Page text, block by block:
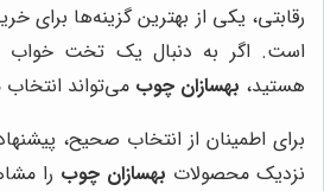
رقابتی، یکی از بهترین گزینه‌ها برای
است. اگر به دنبال یک تخت خواب با
هستید، بهسازان چوب می‌تواند
برای اطمینان از انتخاب صحیح،
نزدیک محصولات بهسازان چوب را